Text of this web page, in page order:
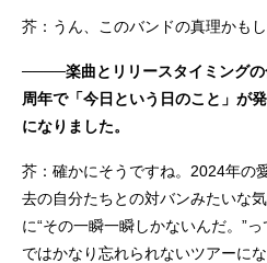
芥：うん、このバンドの真理かもし
────楽曲とリリースタイミング
周年で「今日という日のこと」が
になりました。
芥：確かにそうですね。2024年の
去の自分たちとの対バンみたいな
に“その一瞬一瞬しかないんだ。”
ではかなり忘れられないツアーに